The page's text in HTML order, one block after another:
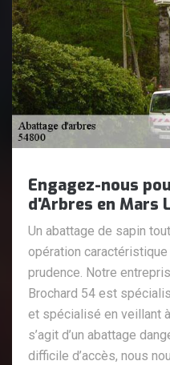
Engagez-nous
d'Arbres en Mars
Un abattage de sapin
opération
prudence. Notre
Brochard 54 est
et spécialisé en veillant
s’agit d’un abattage
difficile d’accès, nous